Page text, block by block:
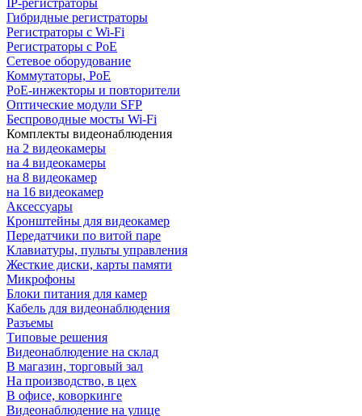
IP-регистраторы
Гибридные регистраторы
Регистраторы с Wi-Fi
Регистраторы с PoE
Сетевое оборудование
Коммутаторы, PoE
PoE-инжекторы и повторители
Оптические модули SFP
Беспроводные мосты Wi-Fi
Комплекты видеонаблюдения
на 2 видеокамеры
на 4 видеокамеры
на 8 видеокамер
на 16 видеокамер
Аксессуары
Кронштейны для видеокамер
Передатчики по витой паре
Клавиатуры, пульты управления
Жесткие диски, карты памяти
Микрофоны
Блоки питания для камер
Кабель для видеонаблюдения
Разъемы
Типовые решения
Видеонаблюдение на склад
В магазин, торговый зал
На производство, в цех
В офисе, коворкинге
Видеонаблюдение на улице